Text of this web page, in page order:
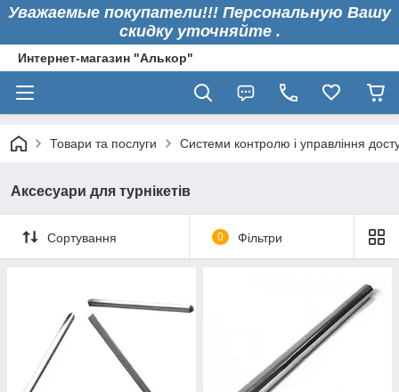
Уважаемые покупатели!!! Персональную Вашу
скидку уточняйте .
Интернет-магазин "Алькор"
Товари та послуги Системи контролю і управління
Аксесуари для турнікетів
Сортування 0 Фільтри